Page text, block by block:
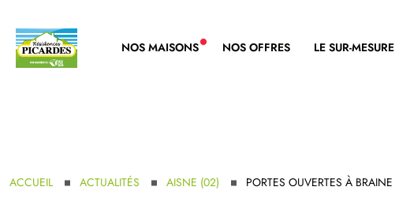
NOS MAISONS NOUVELLE GAMME
NOS OFFRES LE SUR-MESURE
ACCUEIL ACTUALITÉS AISNE (02) PORTES OUVERTES À BRAINE